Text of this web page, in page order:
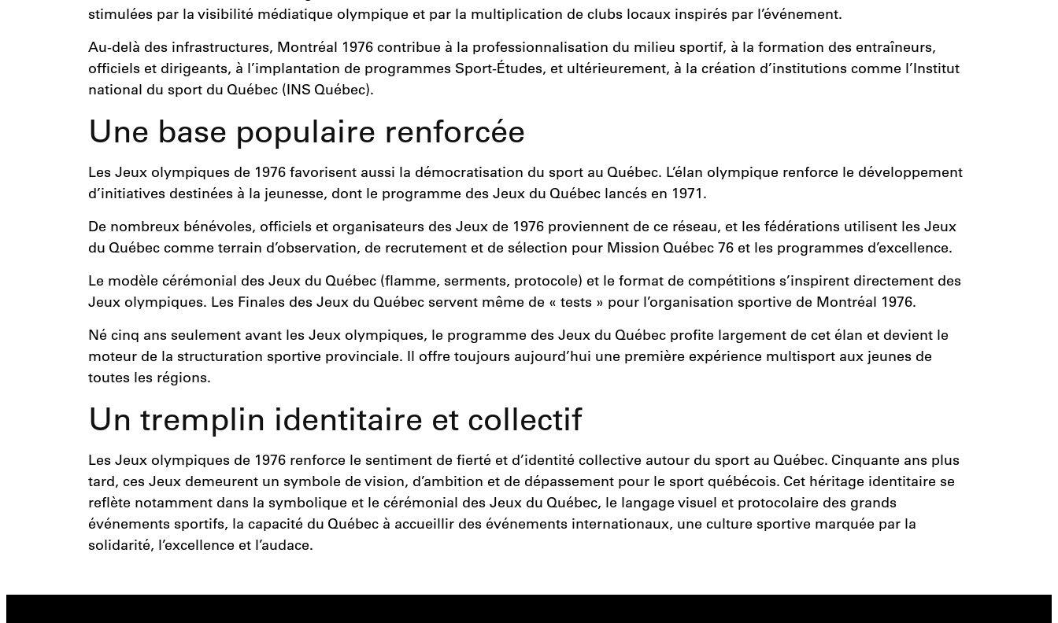
stimulées par la visibilité médiatique olympique et par la multiplication de clubs locaux inspirés par l’événement.
Au-delà des infrastructures, Montréal 1976 contribue à la professionnalisation du milieu sportif, à la formation des entraîneurs,
officiels et dirigeants, à l’implantation de programmes Sport-Études, et ultérieurement, à la création d’institutions comme l’Institut
national du sport du Québec (INS Québec).
Une base populaire renforcée
Les Jeux olympiques de 1976 favorisent aussi la démocratisation du sport au Québec. L’élan olympique renforce le développement
d’initiatives destinées à la jeunesse, dont le programme des Jeux du Québec lancés en 1971.
De nombreux bénévoles, officiels et organisateurs des Jeux de 1976 proviennent de ce réseau, et les fédérations utilisent les Jeux
du Québec comme terrain d’observation, de recrutement et de sélection pour Mission Québec 76 et les programmes d’excellence.
Le modèle cérémonial des Jeux du Québec (flamme, serments, protocole) et le format de compétitions s’inspirent directement des
Jeux olympiques. Les Finales des Jeux du Québec servent même de « tests » pour l’organisation sportive de Montréal 1976.
Né cinq ans seulement avant les Jeux olympiques, le programme des Jeux du Québec profite largement de cet élan et devient le
moteur de la structuration sportive provinciale. Il offre toujours aujourd’hui une première expérience multisport aux jeunes de
toutes les régions.
Un tremplin identitaire et collectif
Les Jeux olympiques de 1976 renforce le sentiment de fierté et d’identité collective autour du sport au Québec. Cinquante ans plus
tard, ces Jeux demeurent un symbole de vision, d’ambition et de dépassement pour le sport québécois. Cet héritage identitaire se
reflète notamment dans la symbolique et le cérémonial des Jeux du Québec, le langage visuel et protocolaire des grands
événements sportifs, la capacité du Québec à accueillir des événements internationaux, une culture sportive marquée par la
solidarité, l’excellence et l’audace.